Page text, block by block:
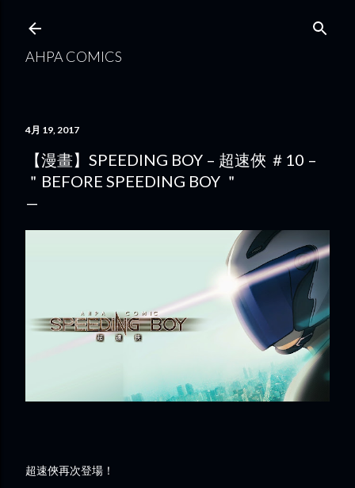
AHPA COMICS
4月 19, 2017
【漫畫】SPEEDING BOY – 超速俠 ＃10 –
＂BEFORE SPEEDING BOY ＂
超速俠再次登場！